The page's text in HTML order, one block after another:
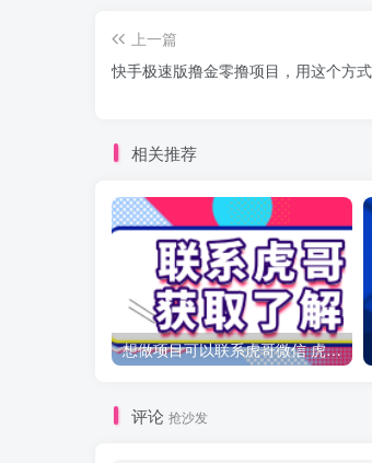
上一篇
快手极速版撸金零撸项目，用这个方
相关推荐
想做项目可以联系虎哥微信 虎哥一对一解答并且远程视频教学
评论 抢沙发